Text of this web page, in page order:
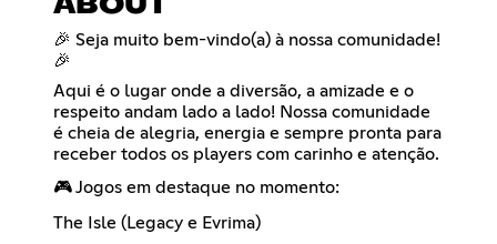
🎉 Seja muito bem-vindo(a) à nossa comunidade!
🎉
Aqui é o lugar onde a diversão, a amizade e o
respeito andam lado a lado! Nossa comunidade
é cheia de alegria, energia e sempre pronta para
receber todos os players com carinho e atenção.
🎮 Jogos em destaque no momento:
The Isle (Legacy e Evrima)